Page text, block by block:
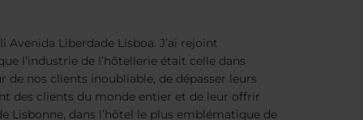
Avenida Liberdade Lisboa. J’ai rejoint
l’industrie de l’hôtellerie était celle dans
de nos clients inoubliable, de dépasser leurs
des clients du monde entier et de leur offrir
Lisbonne, dans l’hôtel le plus emblématique de